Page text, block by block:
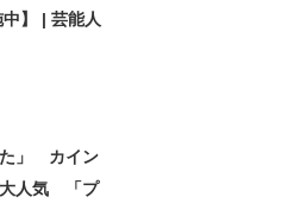
中】 | 芸能人
た」 カイン
大人気 「プ